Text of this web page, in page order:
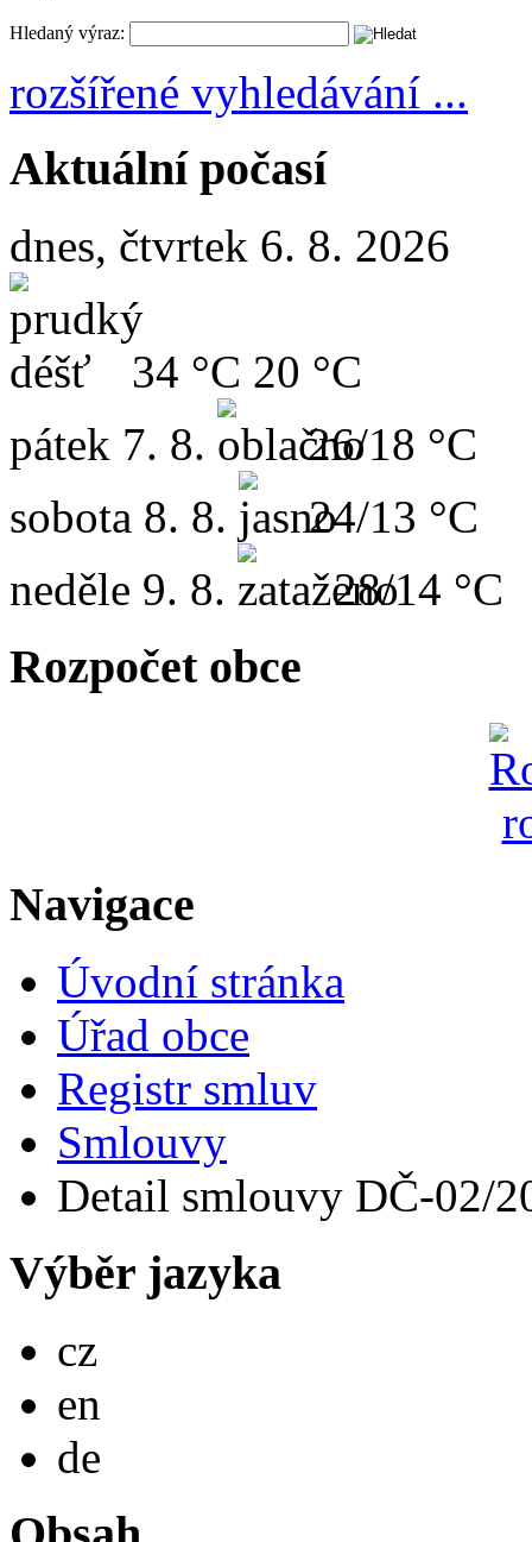
Hledaný výraz:
rozšířené vyhledávání ...
Aktuální počasí
dnes, čtvrtek 6. 8. 2026
34 °C 20 °C
pátek 7. 8.
26/18 °C
sobota 8. 8.
24/13 °C
neděle 9. 8. 28/14 °C
Rozpočet obce
Navigace
Úvodní stránka
Úřad obce
Registr smluv
Smlouvy
Detail smlouvy DČ-02/
Výběr jazyka
cz
en
de